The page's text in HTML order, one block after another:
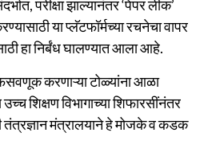
परीक्षा झाल्यानंतर ‘पेपर लीक’
या प्लॅटफॉर्मच्या रचनेचा वापर
हा निर्बंध घालण्यात आला आहे.
करणाऱ्या टोळ्यांना आळा
शिक्षण विभागाच्या शिफारसींनंतर
तंत्रज्ञान मंत्रालयाने हे मोजके व कडक